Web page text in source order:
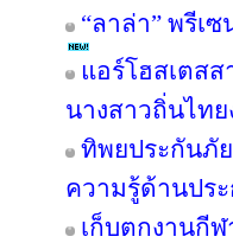
“ลาล่า” พรีเ
แอร์โฮสเตส
นางสาวถิ่นไทย
ทิพยประกันภัย
ความรู้ด้านปร
เก็บตกงานกีฬ